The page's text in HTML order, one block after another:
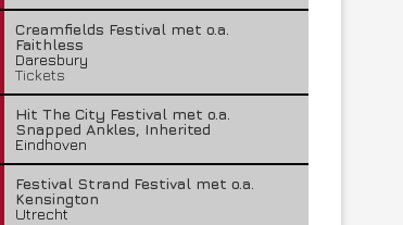
Creamfields Festival met o.a.
Faithless
Daresbury
Tickets
Hit The City Festival met o.a.
Snapped Ankles, Inherited
Eindhoven
Festival Strand Festival met o.a.
Kensington
Utrecht